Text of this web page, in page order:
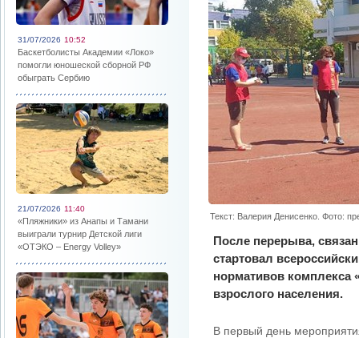
31/07/2026 10:52
Баскетболисты Академии «Локо»
помогли юношеской сборной РФ
обыграть Сербию
21/07/2026 11:40
«Пляжники» из Анапы и Тамани
выиграли турнир Детской лиги
«ОТЭКО – Energy Volley»
Текст: Валерия Денисенко. Фото:
После перерыва,
стартовал
нормативов комплекса
взрослого населения.
В первый день